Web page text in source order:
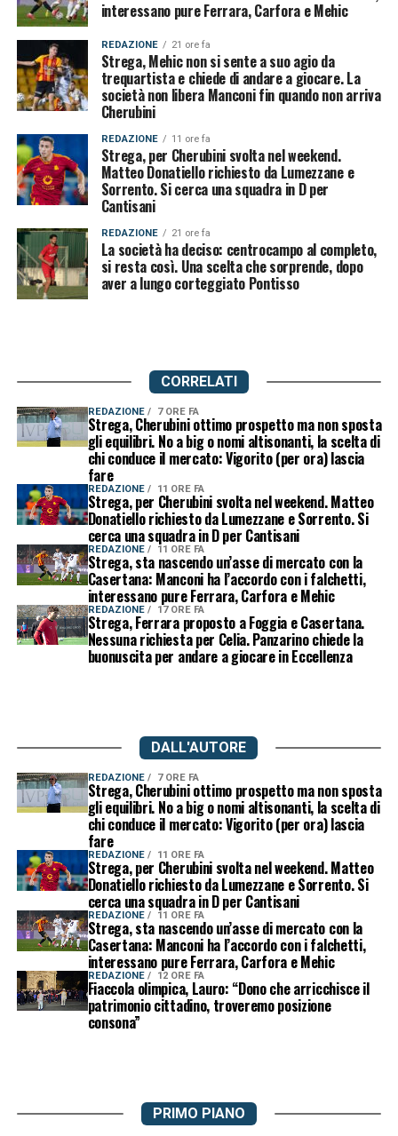
interessano pure Ferrara, Carfora e Mehic
REDAZIONE 21 ore fa
Strega, Mehic non si sente a suo agio da
trequartista e chiede di andare a giocare. La
società non libera Manconi fin quando non arriva
Cherubini
REDAZIONE 11 ore fa
Strega, per Cherubini svolta nel weekend.
Matteo Donatiello richiesto da Lumezzane e
Sorrento. Si cerca una squadra in D per
Cantisani
REDAZIONE 21 ore fa
La società ha deciso: centrocampo al completo,
si resta così. Una scelta che sorprende, dopo
aver a lungo corteggiato Pontisso
CORRELATI
REDAZIONE 7 ORE FA
Strega, Cherubini ottimo prospetto ma non sposta
gli equilibri. No a big o nomi altisonanti, la scelta di
chi conduce il mercato: Vigorito (per ora) lascia
fare
REDAZIONE 11 ORE FA
Strega, per Cherubini svolta nel weekend. Matteo
Donatiello richiesto da Lumezzane e Sorrento. Si
cerca una squadra in D per Cantisani
REDAZIONE 11 ORE FA
Strega, sta nascendo un’asse di mercato con la
Casertana: Manconi ha l’accordo con i falchetti,
interessano pure Ferrara, Carfora e Mehic
REDAZIONE 17 ORE FA
Strega, Ferrara proposto a Foggia e Casertana.
Nessuna richiesta per Celia. Panzarino chiede la
buonuscita per andare a giocare in Eccellenza
DALL'AUTORE
REDAZIONE 7 ORE FA
Strega, Cherubini ottimo prospetto ma non sposta
gli equilibri. No a big o nomi altisonanti, la scelta di
chi conduce il mercato: Vigorito (per ora) lascia
fare
REDAZIONE 11 ORE FA
Strega, per Cherubini svolta nel weekend. Matteo
Donatiello richiesto da Lumezzane e Sorrento. Si
cerca una squadra in D per Cantisani
REDAZIONE 11 ORE FA
Strega, sta nascendo un’asse di mercato con la
Casertana: Manconi ha l’accordo con i falchetti,
interessano pure Ferrara, Carfora e Mehic
REDAZIONE 12 ORE FA
Fiaccola olimpica, Lauro: “Dono che arricchisce il
patrimonio cittadino, troveremo posizione
consona”
PRIMO PIANO